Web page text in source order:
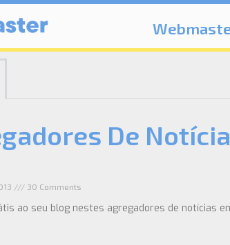
De
30 Comments
ao seu blog nestes agregadores de notícias